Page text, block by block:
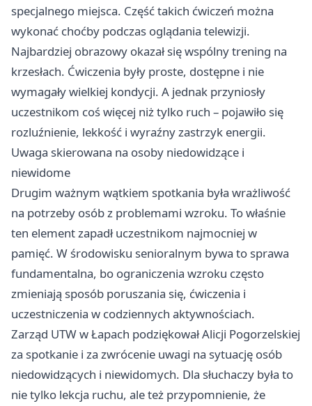
specjalnego miejsca. Część takich ćwiczeń można
wykonać choćby podczas oglądania telewizji.
Najbardziej obrazowy okazał się wspólny trening na
krzesłach. Ćwiczenia były proste, dostępne i nie
wymagały wielkiej kondycji. A jednak przyniosły
uczestnikom coś więcej niż tylko ruch – pojawiło się
rozluźnienie, lekkość i wyraźny zastrzyk energii.
Uwaga skierowana na osoby niedowidzące i
niewidome
Drugim ważnym wątkiem spotkania była wrażliwość
na potrzeby osób z problemami wzroku. To właśnie
ten element zapadł uczestnikom najmocniej w
pamięć. W środowisku senioralnym bywa to sprawa
fundamentalna, bo ograniczenia wzroku często
zmieniają sposób poruszania się, ćwiczenia i
uczestniczenia w codziennych aktywnościach.
Zarząd UTW w Łapach podziękował Alicji Pogorzelskiej
za spotkanie i za zwrócenie uwagi na sytuację osób
niedowidzących i niewidomych. Dla słuchaczy była to
nie tylko lekcja ruchu, ale też przypomnienie, że